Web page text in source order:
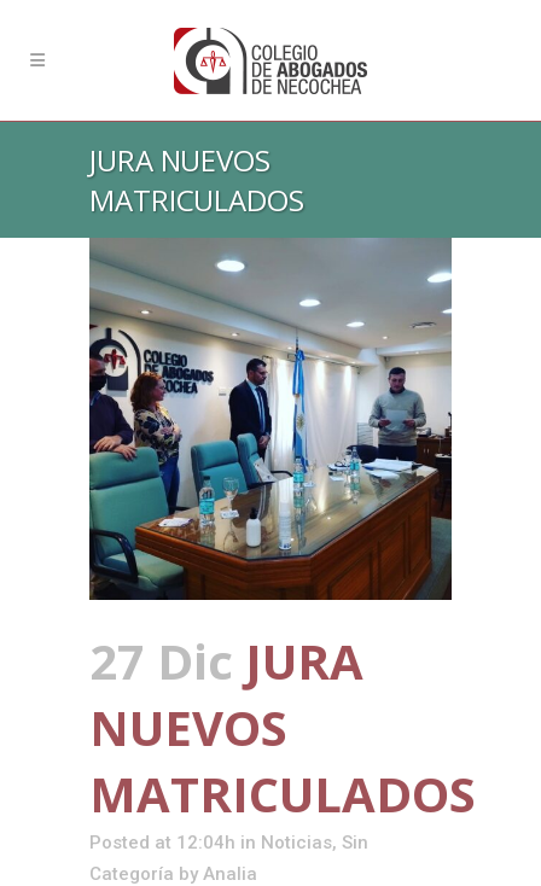
JURA NUEVOS
MATRICULADOS
27 Dic JURA
NUEVOS
MATRICULADOS
Posted at 12:04h in Noticias, Sin
Categoría by Analia